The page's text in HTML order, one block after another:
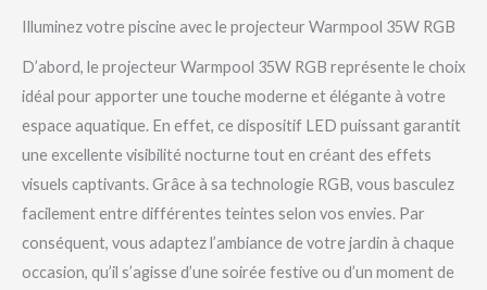
Illuminez votre piscine avec le projecteur Warmpool 35W RGB
D’abord, le projecteur Warmpool 35W RGB représente le choix
idéal pour apporter une touche moderne et élégante à votre
espace aquatique. En effet, ce dispositif LED puissant garantit
une excellente visibilité nocturne tout en créant des effets
visuels captivants. Grâce à sa technologie RGB, vous basculez
facilement entre différentes teintes selon vos envies. Par
conséquent, vous adaptez l’ambiance de votre jardin à chaque
occasion, qu’il s’agisse d’une soirée festive ou d’un moment de